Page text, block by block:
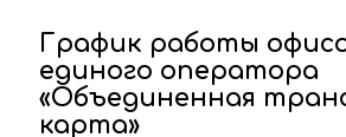
График работы
единого оператора
«Объединенная
карта»